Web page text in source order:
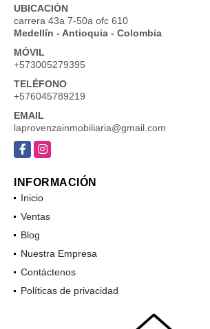
UBICACIÓN
carrera 43a 7-50a ofc 610
Medellín - Antioquia - Colombia
MÓVIL
+573005279395
TELÉFONO
+576045789219
EMAIL
laprovenzainmobiliaria@gmail.com
FacebookInstagram
INFORMACIÓN
Inicio
Ventas
Blog
Nuestra Empresa
Contáctenos
Políticas de privacidad